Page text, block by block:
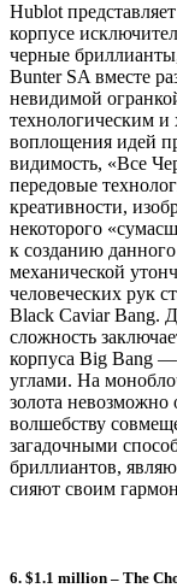
Hublot
корпусе
черные
Bunter SA вместе
невидимой
технологическим
воплощения идей
видимость, «Все
передовые
креативности,
некоторого
к созданию
механической
человеческих рук
Black Caviar Bang.
сложность
корпуса Big Bang
углами. На
золота
волшебству
загадочными
бриллиантов,
сияют своим
6. $1.1 million – The